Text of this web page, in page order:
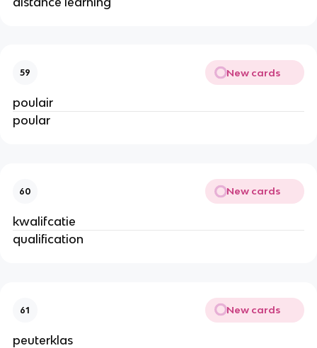
59 New cards
poulair
poular
60 New cards
kwalifcatie
qualification
61 New cards
peuterklas